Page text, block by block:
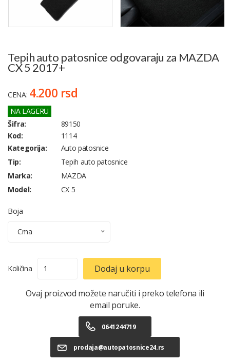
Tepih auto patosnice odgovaraju za MAZDA
CX 5 2017+
CENA: 4.200 rsd
NA LAGERU
Šifra:
89150
Kod:
1114
Kategorija:
Auto patosnice
Tip:
Tepih auto patosnice
Marka:
MAZDA
Model:
CX 5
Boja
Crna
Količina Dodaj u korpu
Ovaj proizvod možete naručiti i preko telefona ili
email poruke.
0641244719
prodaja@autopatosnice24.rs